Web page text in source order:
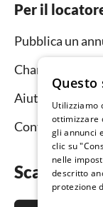
Per il
Pubblica un
Channel
Aiuto per i
Contatto
Scarica
Questo
Utilizziamo
ottimizzare
gli annunci
clic su
nelle
descritto
protezione